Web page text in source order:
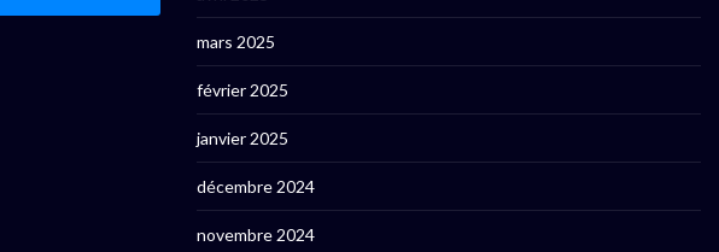
mars 2025
février 2025
janvier 2025
décembre 2024
novembre 2024